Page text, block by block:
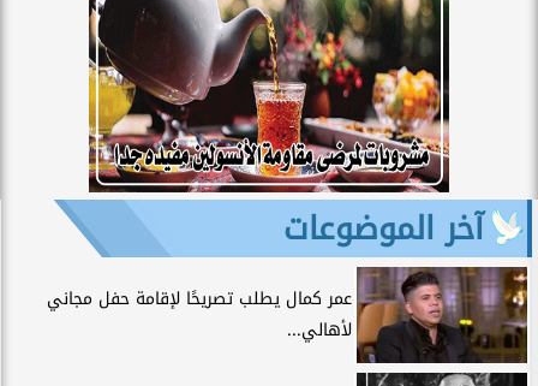
آخر الموضوعات
عمر كمال يطلب تصريحًا لإقامة حفل مجاني
لأهالي...